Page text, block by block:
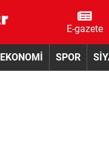
E-gazete
EKONOMİ SPOR